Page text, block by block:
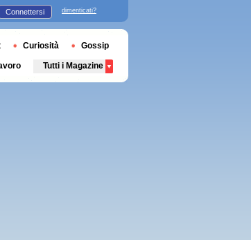
Connettersi dimenticati?
Curiosità Gossip
Tutti i Magazine